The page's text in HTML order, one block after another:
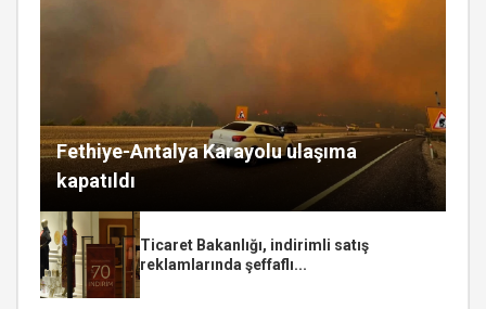
Fethiye-Antalya Karayolu ulaşıma
kapatıldı
Ticaret Bakanlığı, indirimli satış
reklamlarında şeffaflı...